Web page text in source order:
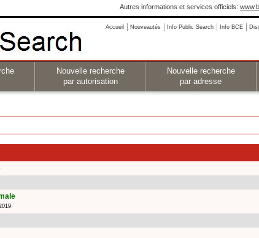
Autres informations et services officiels:
Accueil Nouveautés Info Public Search Info BCE
Nouvelle recherche
par autorisation
Nouvelle recherche
par adresse